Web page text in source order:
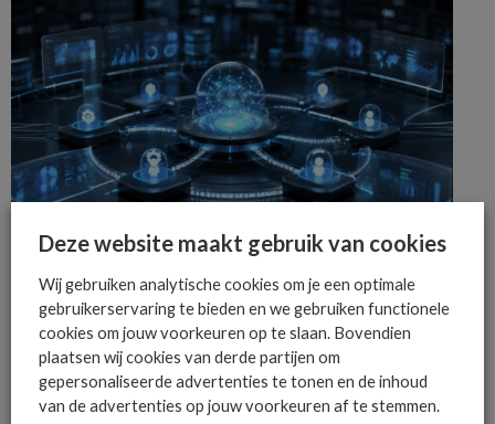
ManageEngine introduceert autonome AI-agents voor IT-beheer
ManageEngine introduceert Zia Agents, autonome AI-agents voor IT-beheer, en
voegt native SOAR-functionaliteit toe aan securityplatform Log360.
Deze website maakt gebruik van cookies
Wij gebruiken analytische cookies om je een optimale
gebruikerservaring te bieden en we gebruiken functionele
cookies om jouw voorkeuren op te slaan. Bovendien
plaatsen wij cookies van derde partijen om
gepersonaliseerde advertenties te tonen en de inhoud
van de advertenties op jouw voorkeuren af te stemmen.